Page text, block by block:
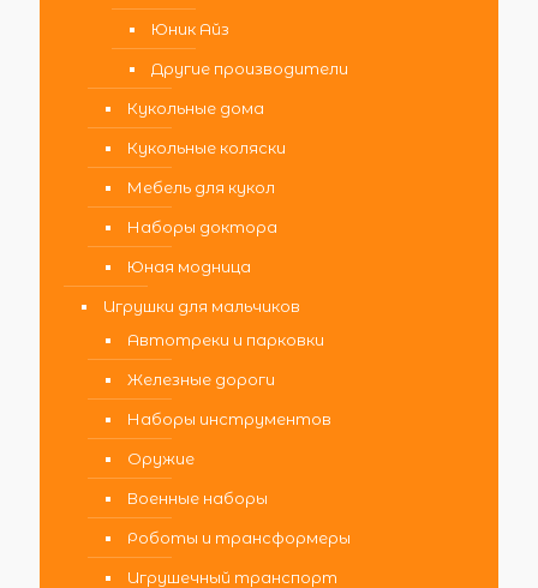
Юник Айз
Другие производители
Кукольные дома
Кукольные коляски
Мебель для кукол
Наборы доктора
Юная модница
Игрушки для мальчиков
Автотреки и парковки
Железные дороги
Наборы инструментов
Оружие
Военные наборы
Роботы и трансформеры
Игрушечный транспорт